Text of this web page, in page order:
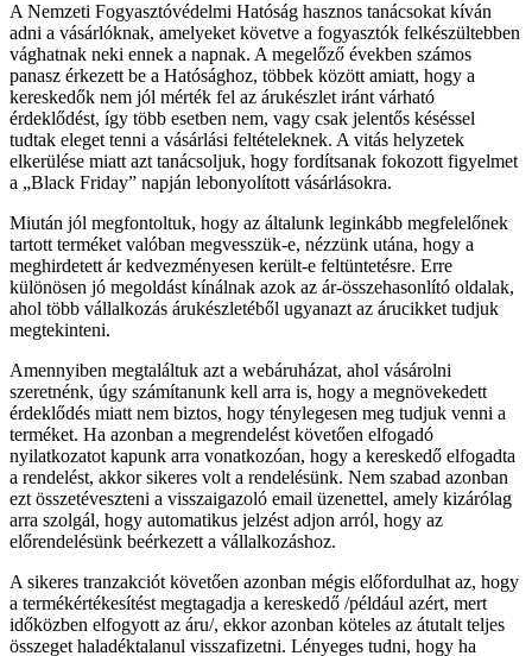
A Nemzeti Fogyasztóvédelmi Hatóság hasznos tanácsokat kíván
adni a vásárlóknak, amelyeket követve a fogyasztók felkészültebben
vághatnak neki ennek a napnak. A megelőző években számos
panasz érkezett be a Hatósághoz, többek között amiatt, hogy a
kereskedők nem jól mérték fel az árukészlet iránt várható
érdeklődést, így több esetben nem, vagy csak jelentős késéssel
tudtak eleget tenni a vásárlási feltételeknek. A vitás helyzetek
elkerülése miatt azt tanácsoljuk, hogy fordítsanak fokozott figyelmet
a „Black Friday” napján lebonyolított vásárlásokra.
Miután jól megfontoltuk, hogy az általunk leginkább megfelelőnek
tartott terméket valóban megvesszük-e, nézzünk utána, hogy a
meghirdetett ár kedvezményesen került-e feltüntetésre. Erre
különösen jó megoldást kínálnak azok az ár-összehasonlító oldalak,
ahol több vállalkozás árukészletéből ugyanazt az árucikket tudjuk
megtekinteni.
Amennyiben megtaláltuk azt a webáruházat, ahol vásárolni
szeretnénk, úgy számítanunk kell arra is, hogy a megnövekedett
érdeklődés miatt nem biztos, hogy ténylegesen meg tudjuk venni a
terméket. Ha azonban a megrendelést követően elfogadó
nyilatkozatot kapunk arra vonatkozóan, hogy a kereskedő elfogadta
a rendelést, akkor sikeres volt a rendelésünk. Nem szabad azonban
ezt összetéveszteni a visszaigazoló email üzenettel, amely kizárólag
arra szolgál, hogy automatikus jelzést adjon arról, hogy az
előrendelésünk beérkezett a vállalkozáshoz.
A sikeres tranzakciót követően azonban mégis előfordulhat az, hogy
a termékértékesítést megtagadja a kereskedő /például azért, mert
időközben elfogyott az áru/, ekkor azonban köteles az átutalt teljes
összeget haladéktalanul visszafizetni. Lényeges tudni, hogy ha